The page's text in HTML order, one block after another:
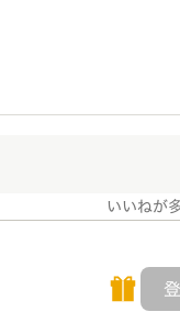
いいねが